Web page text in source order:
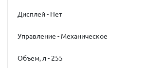
Дисплей - Нет
Управление - Механическое
Объем, л - 255